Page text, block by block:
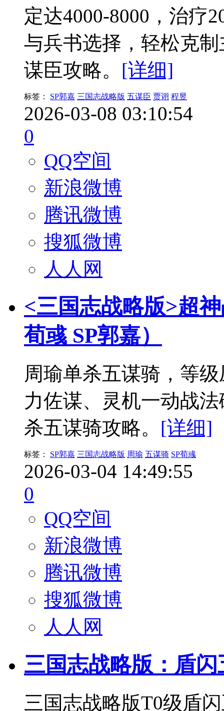
定达4000-8000，治疗
与兵书选择，轻松克
谋臣攻略。 [详细]
标签： SP郭嘉 三国志战略版 五谋臣 贾诩 程昱
2026-03-08 03:10:54
0
QQ空间
新浪微博
腾讯微博
搜狐微博
人人网
<三国志战略版>超
荀彧 SP郭嘉）
周瑜单杀五谋骑，等
力佐谋、灵机一动战
杀五谋骑攻略。 [详细]
标签： SP郭嘉 三国志战略版 周瑜 五谋骑 SP荀彧
2026-03-04 14:49:55
0
QQ空间
新浪微博
腾讯微博
搜狐微博
人人网
三国志战略版：盾
三国志战略版T0级盾